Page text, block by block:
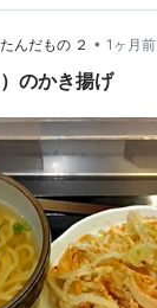
んだもの ２ • 1ヶ月前
のかき揚げ